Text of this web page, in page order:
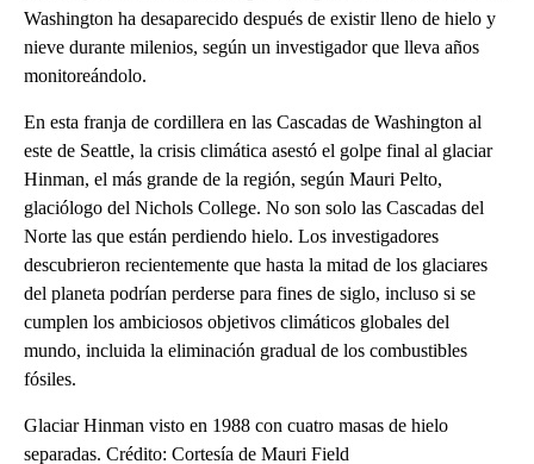
Washington ha desaparecido después de existir lleno de hielo y
nieve durante milenios, según un investigador que lleva años
monitoreándolo.
En esta franja de cordillera en las Cascadas de Washington al
este de Seattle, la crisis climática asestó el golpe final al glaciar
Hinman, el más grande de la región, según Mauri Pelto,
glaciólogo del Nichols College. No son solo las Cascadas del
Norte las que están perdiendo hielo. Los investigadores
descubrieron recientemente que hasta la mitad de los glaciares
del planeta podrían perderse para fines de siglo, incluso si se
cumplen los ambiciosos objetivos climáticos globales del
mundo, incluida la eliminación gradual de los combustibles
fósiles.
Glaciar Hinman visto en 1988 con cuatro masas de hielo
separadas. Crédito: Cortesía de Mauri Field